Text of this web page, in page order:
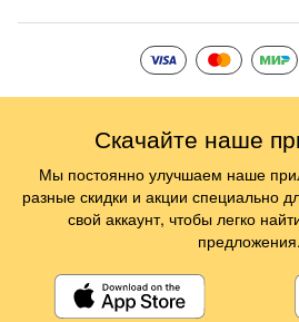
Скачайте наше
Мы постоянно улучшаем наше
разные скидки и акции специально
свой аккаунт, чтобы легко
предложения.